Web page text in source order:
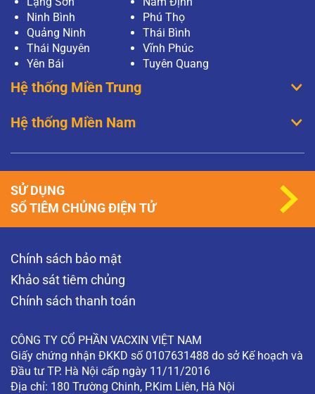
Ninh Bình
Phú Thọ
Quảng Ninh
Thái Bình
Thái Nguyên
Vĩnh Phúc
Yên Bái
Tuyên Quang
Hệ thống Miền Trung
Hệ thống Miền Nam
Chính sách bảo mật
Khảo sát tiêm chủng
Chính sách thanh toán
CÔNG TY CỔ PHẦN VACXIN VIỆT NAM
Giấy chứng nhận ĐKKD số 0107631488 do sở Kế hoạch và
Đầu tư TP. Hà Nội cấp ngày 11/11/2016
Địa chỉ: 180 Trường Chinh, P.Kim Liên, Hà Nội
SỬ DỤNG
SỔ TIÊM CHỦNG ĐIỆN TỬ